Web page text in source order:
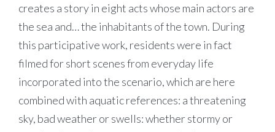
creates a story in eight acts whose main actors are
the sea and… the inhabitants of the town. During
this participative work, residents were in fact
filmed for short scenes from everyday life
incorporated into the scenario, which are here
combined with aquatic references: a threatening
sky, bad weather or swells: whether stormy or